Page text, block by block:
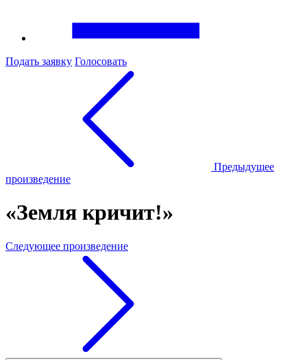
Подать заявку Голосовать
Предыдущее
произведение
«Земля кричит!»
Следующее произведение